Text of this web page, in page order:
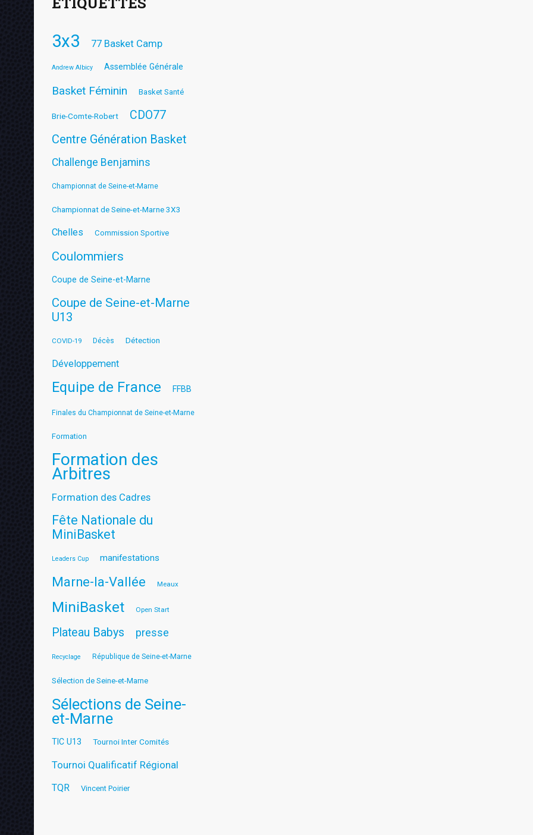
3x3 77 Basket Camp
Andrew Albicy Assemblée Générale
Basket Féminin Basket Santé
Brie-Comte-Robert CDO77
Centre Génération Basket
Challenge Benjamins
Championnat de Seine-et-Marne
Championnat de Seine-et-Marne 3X3
Chelles Commission Sportive
Coulommiers
Coupe de Seine-et-Marne
Coupe de Seine-et-Marne
U13
COVID-19 Décès Détection
Développement
Equipe de France FFBB
Finales du Championnat de Seine-et-Marne
Formation
Formation des
Arbitres
Formation des Cadres
Fête Nationale du
MiniBasket
Leaders Cup manifestations
Marne-la-Vallée Meaux
MiniBasket Open Start
Plateau Babys presse
Recyclage République de Seine-et-Marne
Sélection de Seine-et-Marne
Sélections de Seine-
et-Marne
TIC U13 Tournoi Inter Comités
Tournoi Qualificatif Régional
TQR Vincent Poirier